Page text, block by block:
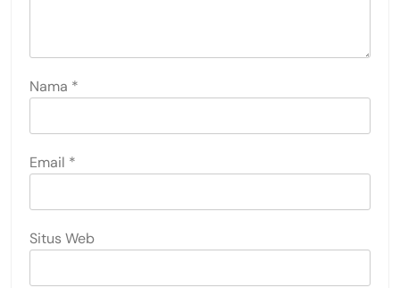
Nama *
Email *
Situs Web